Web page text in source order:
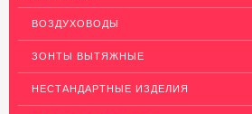
Крепеж из меди
Медные трубы
ВОЗДУХОВОДЫ
ЗОНТЫ ВЫТЯЖНЫЕ
НЕСТАНДАРТНЫЕ ИЗДЕЛИЯ